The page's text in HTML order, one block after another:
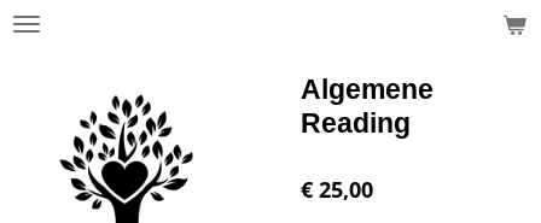
Ga
hoofdinhoud
Algemene
Reading
€ 25,00